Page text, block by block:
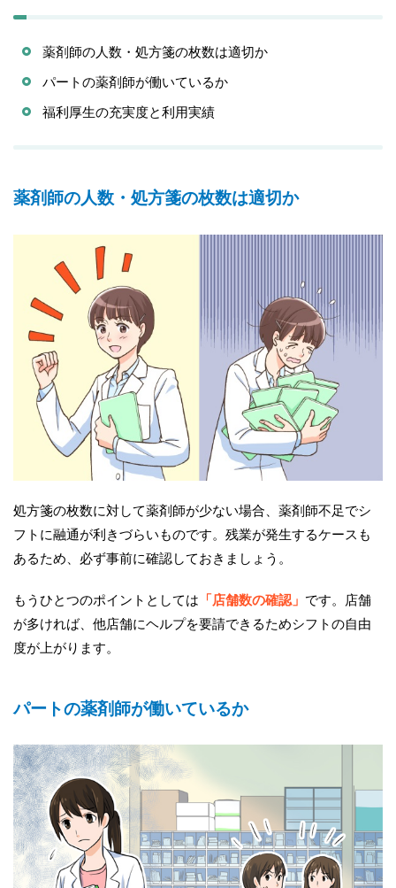
薬剤師の人数・処方箋の枚数は適切か
パートの薬剤師が働いているか
福利厚生の充実度と利用実績
薬剤師の人数・処方箋の枚数は適切か
処方箋の枚数に対して薬剤師が少ない場合、薬剤師不足でシ
フトに融通が利きづらいものです。残業が発生するケースも
あるため、必ず事前に確認しておきましょう。
もうひとつのポイントとしては 「店舗数の確認」 です。店舗
が多ければ、他店舗にヘルプを要請できるためシフトの自由
度が上がります。
パートの薬剤師が働いているか